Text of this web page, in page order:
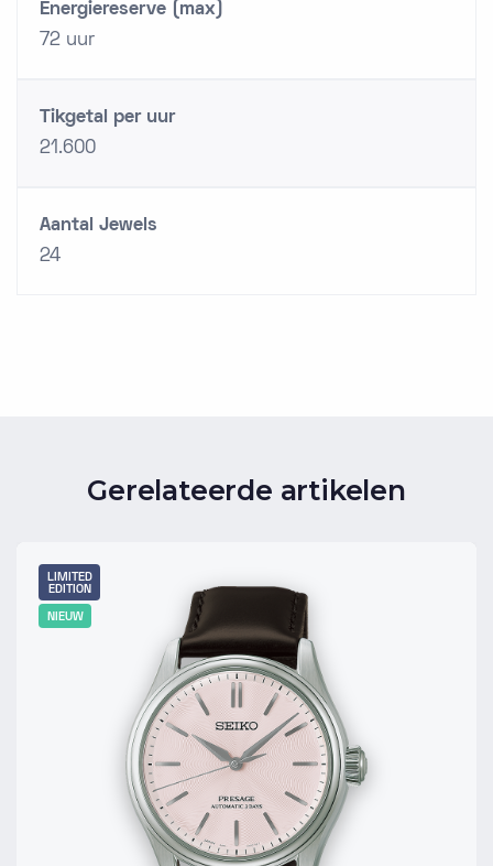
Energiereserve (max)
72 uur
Tikgetal per uur
21.600
Aantal Jewels
24
Gerelateerde artikelen
LIMITED
EDITION
NIEUW